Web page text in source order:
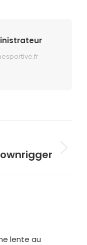
lente au